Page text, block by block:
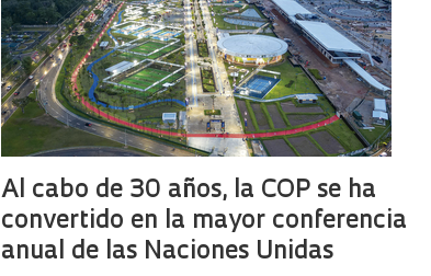
Al cabo de 30 años, la COP se ha
convertido en la mayor conferencia
anual de las Naciones Unidas